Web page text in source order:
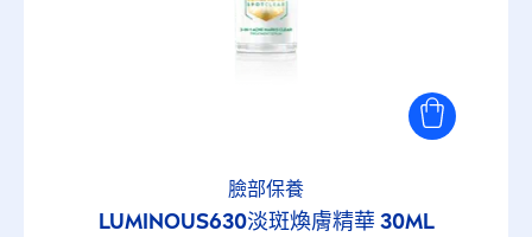
臉部保養
LUMINOUS630淡斑煥膚精華 30ML